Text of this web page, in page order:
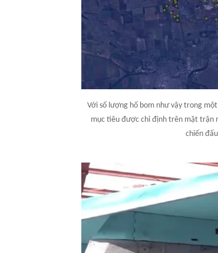
Với số lượng hố bom như vậy trong
mục tiêu được chỉ định trên mặt trận
chiến